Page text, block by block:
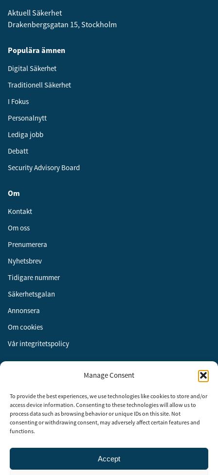
Manage Consent
To provide the best experiences, we use technologies like cookies to store and/or
access device information. Consenting to these technologies will allow us to
process data such as browsing behavior or unique IDs on this site. Not
consenting or withdrawing consent, may adversely affect certain features and
functions.
Accept
Aktuell Säkerhet
Drakenbergsgatan 15, Stockholm
Populära ämnen
Digital Säkerhet
Traditionell Säkerhet
I Fokus
Personalnytt
Lediga jobb
Debatt
Security Advisory Board
Om
Kontakt
Om oss
Prenumerera
Nyhetsbrev
Tidigare nummer
Säkerhetsgalan
Annonsera
Om cookies
Vår integritetspolicy
Instagram
LinkedIn